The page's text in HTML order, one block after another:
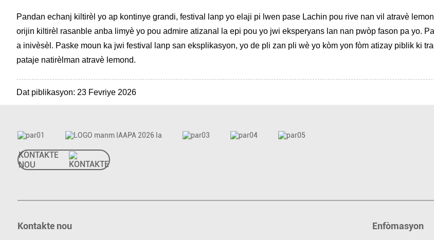
Pandan echanj kiltirèl yo ap kontinye grandi, festival lanp yo elaji pi lwen pase Lachin pou rive nan vil atravè
orijin kiltirèl rasanble anba limyè yo pou admire atizanal la epi pou yo jwi eksperyans lan nan pwòp fason pa yo.
a inivèsèl. Paske moun ka jwi festival lanp san eksplikasyon, yo de pli zan pli wè yo kòm yon fòm atizay piblik ki
pataje natirèlman atravè lemond.
Dat piblikasyon: 23 Fevriye 2026
KONTAKTE
NOU
Kontakte nou Enfòmasyon